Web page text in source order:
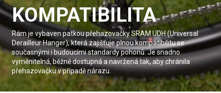
KOMPATIBILITA
Rám je vybaven patkou přehazovačky SRAM UDH (Universal
Derailleur Hanger), která zajišťuje plnou kompatibilitu se
současnými i budoucími standardy pohonů. Je snadno
vyměnitelná, běžně dostupná a navržená tak, aby chránila
přehazovačku v případě nárazu.